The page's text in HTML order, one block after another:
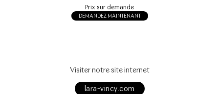
Prix sur demande
DEMANDEZ MAINTENANT
Visiter notre site internet
lara-vincy.com